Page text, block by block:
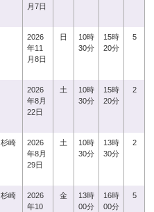
月7日
2026
年11
月8日
日
10時
30分
15時
20分
5
2026
年8月
22日
土
10時
30分
15時
20分
2
杉崎
2026
年8月
29日
土
10時
30分
13時
30分
2
杉崎
2026
年10
金
13時
00分
16時
00分
5